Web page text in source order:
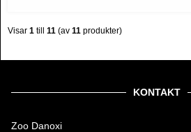
Visar 1 till 11 (av 11 produkter)
KONTAKT
Zoo Danoxi